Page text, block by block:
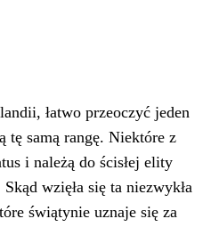
łatwo przeoczyć jeden
tę samą rangę. Niektóre z
i należą do ścisłej elity
wzięła się ta niezwykła
świątynie uznaje się za